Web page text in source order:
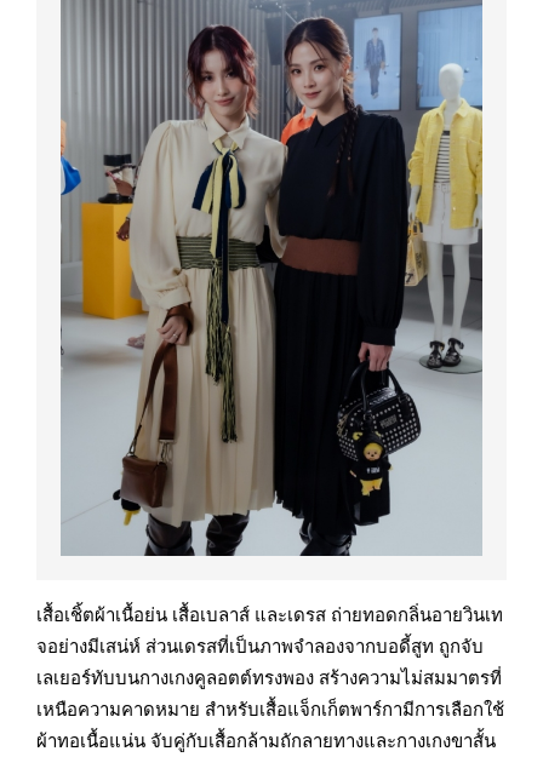
เสื้อเชิ้ตผ้าเนื้อย่น เสื้อเบลาส์ และเดรส ถ่ายทอดกลิ่นอายวินเท
จอย่างมีเสน่ห์ ส่วนเดรสที่เป็นภาพจำลองจากบอดี้สูท ถูกจับ
เลเยอร์ทับบนกางเกงคูลอตต์ทรงพอง สร้างความไม่สมมาตรที่
เหนือความคาดหมาย สำหรับเสื้อแจ็กเก็ตพาร์กามีการเลือกใช้
ผ้าทอเนื้อแน่น จับคู่กับเสื้อกล้ามถักลายทางและกางเกงขาสั้น